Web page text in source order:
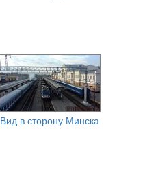
Вид в сторону Минска